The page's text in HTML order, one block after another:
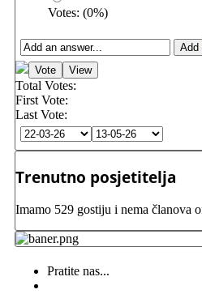
Votes: (0%)
Total Votes:
First Vote:
Last Vote:
Trenutno posjetitelja
Imamo 529 gostiju i nema članova
Pratite nas...